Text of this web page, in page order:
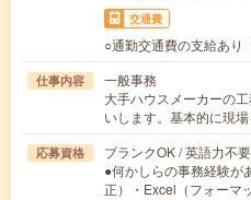
交通費
○通勤交通費の支給あり
仕事内容
一般事務
大手ハウスメーカーの
いします。基本的に現
応募資格
ブランクOK / 英語力不要
●何かしらの事務経験が
正）・Excel（フォーマ